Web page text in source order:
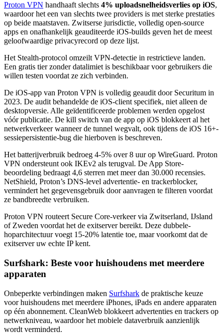
Proton VPN handhaaft slechts 4% uploadsnelheidsverlies op iOS,
waardoor het een van slechts twee providers is met sterke prestaties
op beide maatstaven. Zwitserse jurisdictie, volledig open-source
apps en onafhankelijk geauditeerde iOS-builds geven het de meest
geloofwaardige privacyrecord op deze lijst.
Het Stealth-protocol omzeilt VPN-detectie in restrictieve landen.
Een gratis tier zonder datalimiet is beschikbaar voor gebruikers die
willen testen voordat ze zich verbinden.
De iOS-app van Proton VPN is volledig geaudit door Securitum in
2023. De audit behandelde de iOS-client specifiek, niet alleen de
desktopversie. Alle geïdentificeerde problemen werden opgelost
vóór publicatie. De kill switch van de app op iOS blokkeert al het
netwerkverkeer wanneer de tunnel wegvalt, ook tijdens de iOS 16+-
sessiepersistentie-bug die hierboven is beschreven.
Het batterijverbruik bedroeg 4-5% over 8 uur op WireGuard. Proton
VPN ondersteunt ook IKEv2 als terugval. De App Store-
beoordeling bedraagt 4,6 sterren met meer dan 30.000 recensies.
NetShield, Proton’s DNS-level advertentie- en trackerblocker,
vermindert het gegevensgebruik door aanvragen te filteren voordat
ze bandbreedte verbruiken.
Proton VPN routeert Secure Core-verkeer via Zwitserland, IJsland
of Zweden voordat het de exitserver bereikt. Deze dubbele-
hoparchitectuur voegt 15-20% latentie toe, maar voorkomt dat de
exitserver uw echte IP kent.
Surfshark: Beste voor huishoudens met meerdere
apparaten
Onbeperkte verbindingen maken Surfshark de praktische keuze
voor huishoudens met meerdere iPhones, iPads en andere apparaten
op één abonnement. CleanWeb blokkeert advertenties en trackers op
netwerkniveau, waardoor het mobiele dataverbruik aanzienlijk
wordt verminderd.